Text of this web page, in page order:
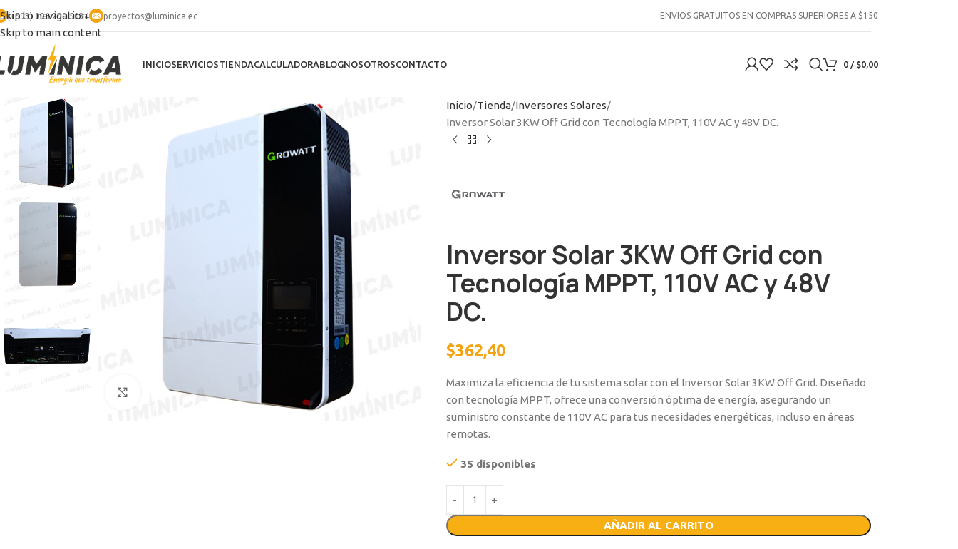
Skip to navigation
Skip to main content
(+593) 096 290 5034 proyectos@luminica.ec ENVIOS GRATUITOS EN COMPRAS SUPERIORES A $150
INICIOSERVICIOSTIENDACALCULADORABLOGNOSOTROSCONTACTO 0 / $0,00
Clic para ampliar
Inicio Tienda Inversores Solares
Inversor Solar 3KW Off Grid con Tecnología MPPT, 110V AC y 48V DC.
Inversor Solar 3KW Off Grid con
Tecnología MPPT, 110V AC y 48V
DC.
$362,40
Maximiza la eficiencia de tu sistema solar con el Inversor Solar 3KW Off Grid. Diseñado
con tecnología MPPT, ofrece una conversión óptima de energía, asegurando un
suministro constante de 110V AC para tus necesidades energéticas, incluso en áreas
remotas.
35 disponibles
AÑADIR AL CARRITO